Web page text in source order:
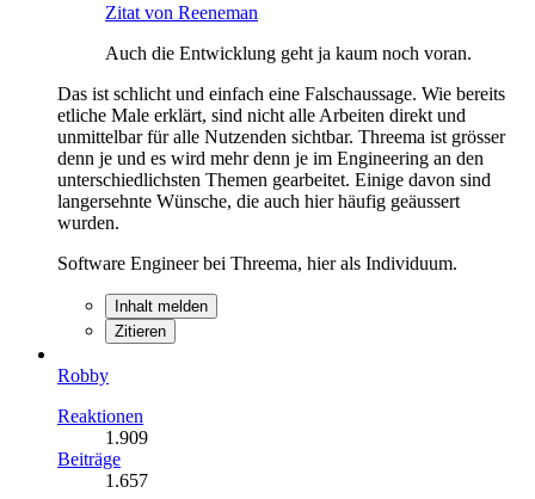
Zitat von Reeneman
Auch die Entwicklung geht ja kaum noch voran.
Das ist schlicht und einfach eine Falschaussage. Wie bereits
etliche Male erklärt, sind nicht alle Arbeiten direkt und
unmittelbar für alle Nutzenden sichtbar. Threema ist grösser
denn je und es wird mehr denn je im Engineering an den
unterschiedlichsten Themen gearbeitet. Einige davon sind
langersehnte Wünsche, die auch hier häufig geäussert
wurden.
Software Engineer bei Threema, hier als Individuum.
Inhalt melden
Zitieren
Robby
Reaktionen
1.909
Beiträge
1.657